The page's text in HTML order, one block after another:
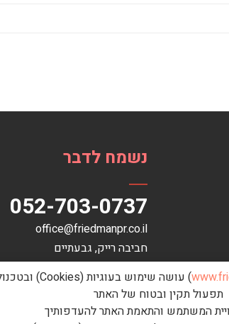
נשמח לדבר
052-703-0737
office@friedmanpr.co.il
חביבה רייק‏, ‏גבעתיים‏
) עושה שימוש בעוגיות (Cookies) ובטכנולוגיות דומות לצורך:
תפעול תקין ובטוח של האתר
המשתמש והתאמת האתר להעדפותיך